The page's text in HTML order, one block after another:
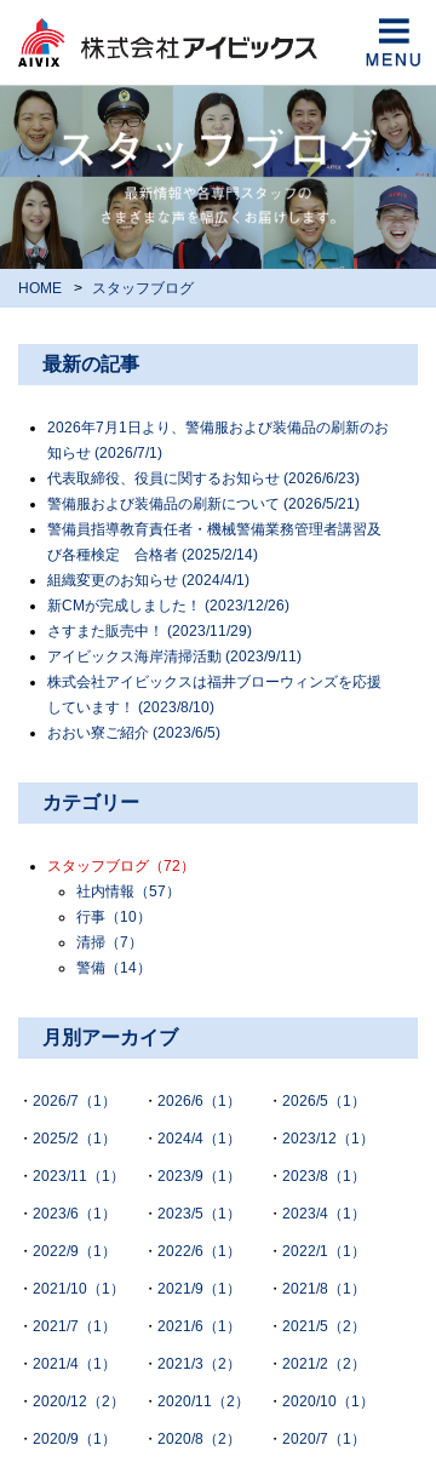
HOME スタッフブログ
最新の記事
2026年7月1日より、警備服および装備品の刷新のお
知らせ (2026/7/1)
代表取締役、役員に関するお知らせ (2026/6/23)
警備服および装備品の刷新について (2026/5/21)
警備員指導教育責任者・機械警備業務管理者講習及
び各種検定 合格者 (2025/2/14)
組織変更のお知らせ (2024/4/1)
新CMが完成しました！ (2023/12/26)
さすまた販売中！ (2023/11/29)
アイビックス海岸清掃活動 (2023/9/11)
株式会社アイビックスは福井ブローウィンズを応援
しています！ (2023/8/10)
おおい寮ご紹介 (2023/6/5)
カテゴリー
スタッフブログ （72）
社内情報 （57）
行事 （10）
清掃 （7）
警備 （14）
月別アーカイブ
2026/7（1） 2026/6（1） 2026/5（1）
2025/2（1） 2024/4（1） 2023/12（1）
2023/11（1） 2023/9（1） 2023/8（1）
2023/6（1） 2023/5（1） 2023/4（1）
2022/9（1） 2022/6（1） 2022/1（1）
2021/10（1） 2021/9（1） 2021/8（1）
2021/7（1） 2021/6（1） 2021/5（2）
2021/4（1） 2021/3（2） 2021/2（2）
2020/12（2） 2020/11（2） 2020/10（1）
2020/9（1） 2020/8（2） 2020/7（1）